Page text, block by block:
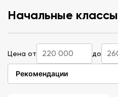
Начальные классы
Цена от до
Рекомендации